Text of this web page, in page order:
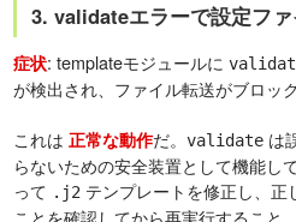
3. validateエラーで設定フ
症状: templateモジュールに
が検出され、ファイル転送がブロック
これは正常な動作だ。validate は
らないための安全装置として機能し
って .j2 テンプレートを修正し、正
ことを確認してから再実行すること。